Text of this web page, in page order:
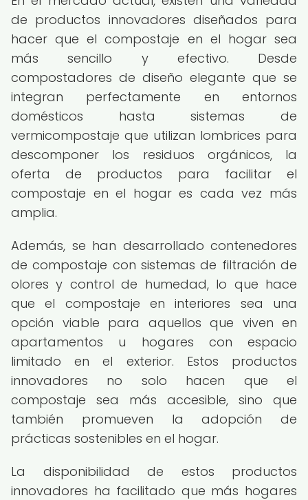
de productos innovadores diseñados para
hacer que el compostaje en el hogar sea
más sencillo y efectivo. Desde
compostadores de diseño elegante que se
integran perfectamente en entornos
domésticos hasta sistemas de
vermicompostaje que utilizan lombrices para
descomponer los residuos orgánicos, la
oferta de productos para facilitar el
compostaje en el hogar es cada vez más
amplia.
Además, se han desarrollado contenedores
de compostaje con sistemas de filtración de
olores y control de humedad, lo que hace
que el compostaje en interiores sea una
opción viable para aquellos que viven en
apartamentos u hogares con espacio
limitado en el exterior. Estos productos
innovadores no solo hacen que el
compostaje sea más accesible, sino que
también promueven la adopción de
prácticas sostenibles en el hogar.
La disponibilidad de estos productos
innovadores ha facilitado que más hogares